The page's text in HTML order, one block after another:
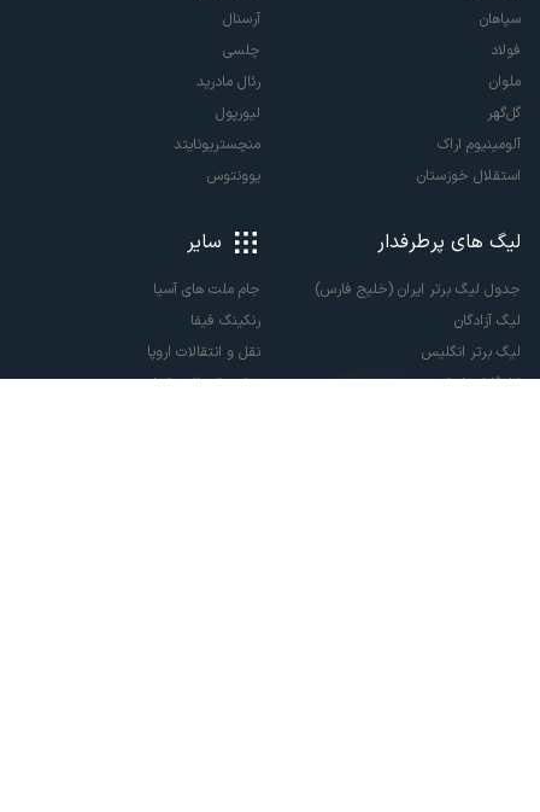
سپاهان
فولاد
ملوان
گل‌گهر
آلومینیوم اراک
استقلال خوزستان
آرسنال
چلسی
رئال مادرید
لیورپول
منچستریونایتد
یوونتوس
لیگ های پرطرفدار
جدول لیگ برتر ایران (خلیج فارس)
لیگ آزادگان
لیگ برتر انگلیس
لالیگا اسپانیا
سایر
جام ملت های آسیا
رنکینگ فیفا
نقل و انتقالات اروپا
نقل و انتقالات ایران